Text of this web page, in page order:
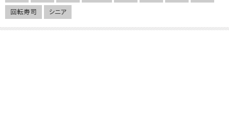
回転寿司 シニア